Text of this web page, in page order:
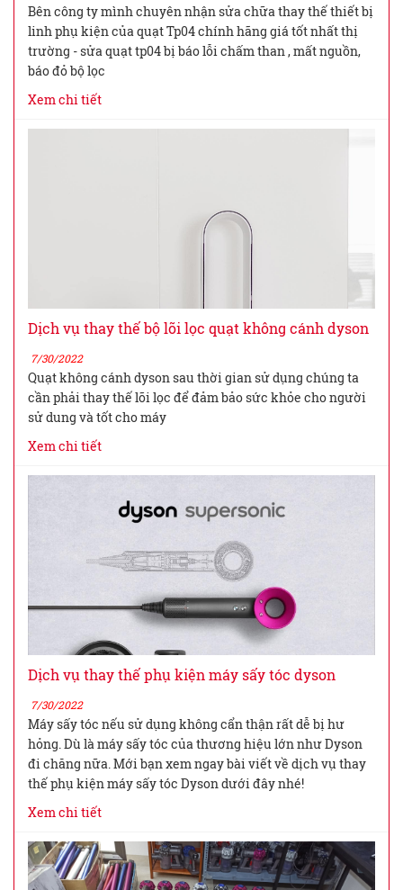
Bên công ty mình chuyên nhận sửa chữa thay thế thiết bị
linh phụ kiện của quạt Tp04 chính hãng giá tốt nhất thị
trường - sửa quạt tp04 bị báo lỗi chấm than , mất nguồn,
báo đỏ bộ lọc
Xem chi tiết
Dịch vụ thay thế bộ lõi lọc quạt không cánh dyson
7/30/2022
Quạt không cánh dyson sau thời gian sử dụng chúng ta
cần phải thay thế lõi lọc để đảm bảo sức khỏe cho người
sử dung và tốt cho máy
Xem chi tiết
Dịch vụ thay thế phụ kiện máy sấy tóc dyson
7/30/2022
Máy sấy tóc nếu sử dụng không cẩn thận rất dễ bị hư
hỏng. Dù là máy sấy tóc của thương hiệu lớn như Dyson
đi chăng nữa. Mới bạn xem ngay bài viết về dịch vụ thay
thế phụ kiện máy sấy tóc Dyson dưới đây nhé!
Xem chi tiết